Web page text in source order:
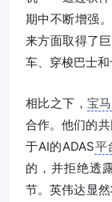
期中不断增强
来方面取得了
车、穿梭巴士
相比之下， 宝马
合作。他们的
于AI的ADAS平
的，并拒绝透
节。英伟达显